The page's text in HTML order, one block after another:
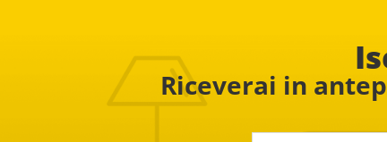
Riceverai in